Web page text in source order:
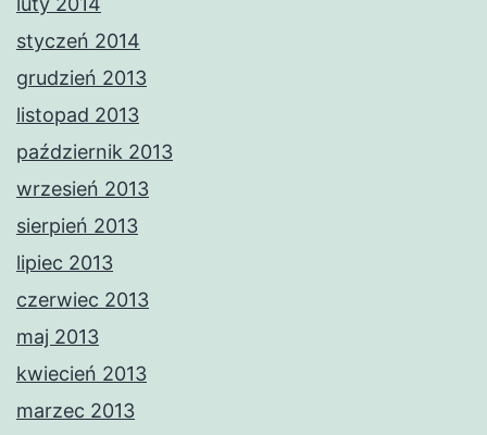
styczeń 2014
grudzień 2013
listopad 2013
październik 2013
wrzesień 2013
sierpień 2013
lipiec 2013
czerwiec 2013
maj 2013
kwiecień 2013
marzec 2013